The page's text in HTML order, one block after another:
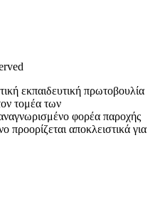
εκπαιδευτική πρωτοβουλία
τομέα των
φορέα παροχής
προορίζεται αποκλειστικά για